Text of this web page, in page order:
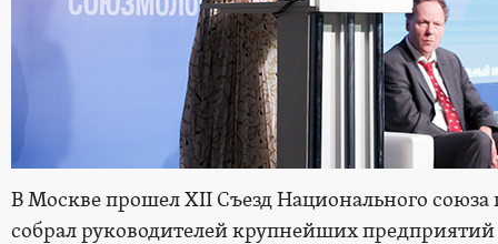
В Москве прошел XII Съезд Национального
собрал руководителей крупнейших предприятий